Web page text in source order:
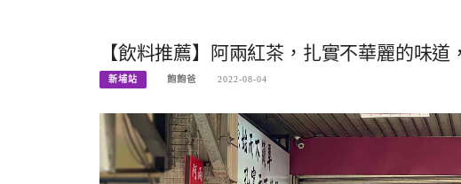
【飲料推薦】阿兩紅茶，扎實不華麗的味道
新埔站 飽飽爸 2022-08-04